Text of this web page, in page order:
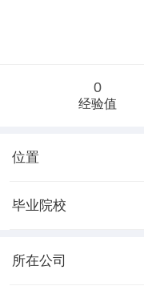
0
经验值
位置
毕业院校
所在公司